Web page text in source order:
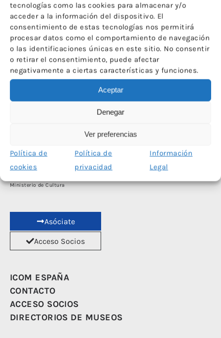
tecnologías como las cookies para almacenar y/o
acceder a la información del dispositivo. El
consentimiento de estas tecnologías nos permitirá
procesar datos como el comportamiento de navegación
o las identificaciones únicas en este sitio. No consentir
o retirar el consentimiento, puede afectar
negativamente a ciertas características y funciones.
Aceptar
Denegar
Ver preferencias
Política de
cookies
Política de
privacidad
Información
Legal
Las redes sociales de ICOM España han sido financiadas con el apoyo del
Ministerio de Cultura
Asóciate
Acceso Socios
ICOM ESPAÑA
CONTACTO
ACCESO SOCIOS
DIRECTORIOS DE MUSEOS